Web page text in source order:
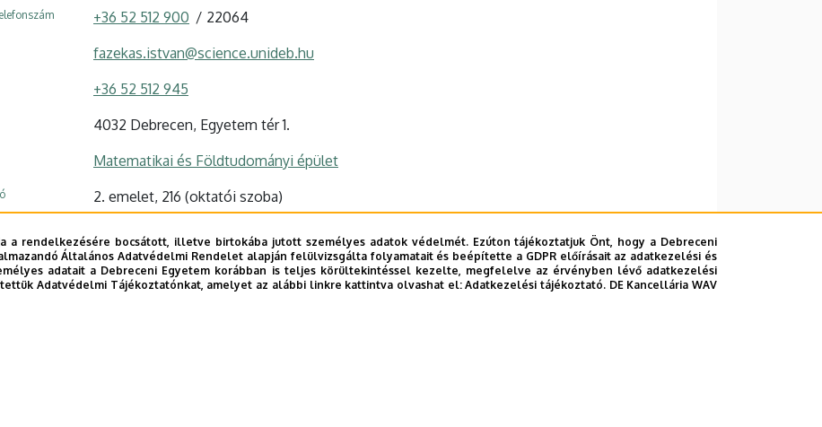
+36 52 512 900 22064
fazekas.istvan@science.unideb.hu
+36 52 512 945
4032 Debrecen, Egyetem tér 1.
Matematikai és Földtudományi épület
2. emelet, 216 (oktatói szoba)
Szervezeti weboldal
a rendelkezésére bocsátott, illetve birtokába jutott személyes adatok védelmét. Ezúton tájékoztatjuk Önt, hogy a Debreceni
Általános Adatvédelmi Rendelet alapján felülvizsgálta folyamatait és beépítette a GDPR előírásait az adatkezelési és
adatait a Debreceni Egyetem korábban is teljes körültekintéssel kezelte, megfelelve az érvényben lévő adatkezelési
Adatvédelmi Tájékoztatónkat, amelyet az alábbi linkre kattintva olvashat el:Adatkezelési tájékoztató. DE Kancellária WAV